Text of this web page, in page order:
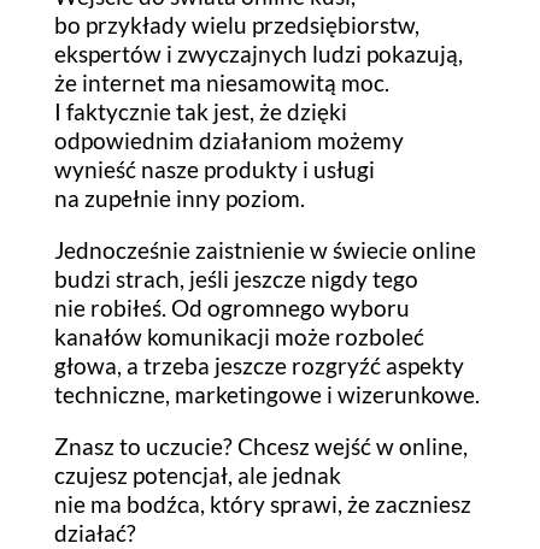
bo przykłady wielu przedsiębiorstw,
ekspertów i zwyczajnych ludzi pokazują,
że internet ma niesamowitą moc.
I faktycznie tak jest, że dzięki
odpowiednim działaniom możemy
wynieść nasze produkty i usługi
na zupełnie inny poziom.
Jednocześnie zaistnienie w świecie online
budzi strach, jeśli jeszcze nigdy tego
nie robiłeś. Od ogromnego wyboru
kanałów komunikacji może rozboleć
głowa, a trzeba jeszcze rozgryźć aspekty
techniczne, marketingowe i wizerunkowe.
Znasz to uczucie? Chcesz wejść w online,
czujesz potencjał, ale jednak
nie ma bodźca, który sprawi, że zaczniesz
działać?